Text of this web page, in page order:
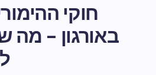
חוקי
באורגון - מה